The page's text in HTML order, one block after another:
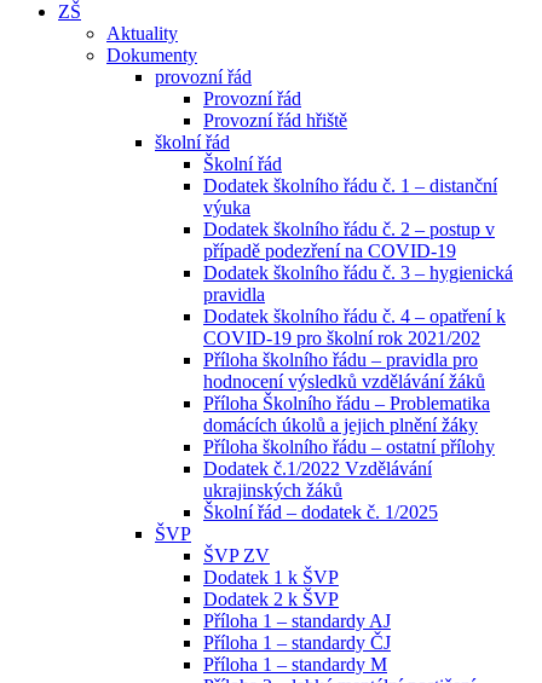
ZŠ
Aktuality
Dokumenty
provozní řád
Provozní řád
Provozní řád hřiště
školní řád
Školní řád
Dodatek školního řádu č. 1 – distanční
výuka
Dodatek školního řádu č. 2 – postup v
případě podezření na COVID-19
Dodatek školního řádu č. 3 – hygienická
pravidla
Dodatek školního řádu č. 4 – opatření k
COVID-19 pro školní rok 2021/202
Příloha školního řádu – pravidla pro
hodnocení výsledků vzdělávání žáků
Příloha Školního řádu – Problematika
domácích úkolů a jejich plnění žáky
Příloha školního řádu – ostatní přílohy
Dodatek č.1/2022 Vzdělávání
ukrajinských žáků
Školní řád – dodatek č. 1/2025
ŠVP
ŠVP ZV
Dodatek 1 k ŠVP
Dodatek 2 k ŠVP
Příloha 1 – standardy AJ
Příloha 1 – standardy ČJ
Příloha 1 – standardy M